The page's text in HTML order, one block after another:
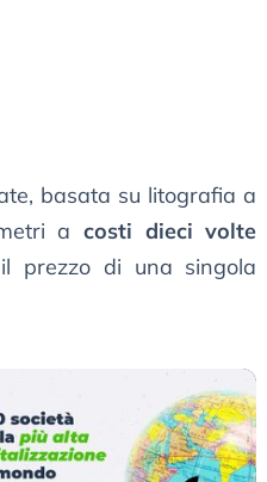
basata su litografia a
a costi dieci volte
prezzo di una singola